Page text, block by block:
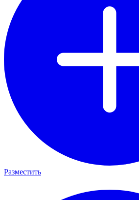
Разместить